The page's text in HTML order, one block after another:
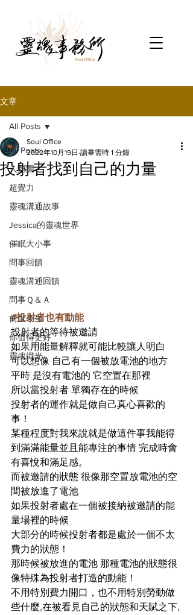
文章
All Posts
人類圖
超覺力
靈魂溝通故事
Jessica的靈魂世界
催眠大小事
問事回饋
靈魂溝通回饋
問事Ｑ＆Ａ
前世今生
你值得更好
靈魂織光
All Posts
投射者找到自己的力量
Soul Office
2022年10月19日 讀畢需時 1 分鐘
#投射者也有動能
投射者的等待被邀請
如果用能量解釋就可能比較讓人明白
可以想像 自己有一個被放電池的地方
平時 是沒有電池的 它空置在那裡
所以當投射者 單獨存在的時候
投射者的運作就是做自己真心喜歡的
事！
某種程度對我來說就是做這件事我能得
到滿滿能量並且能專注的事情 完成時會
有喜悅和滿足感。
而被邀請的狀態 很像那空置放電池的空
間被放進了電池
如果投射者處在一個被接納被邀請的能
量場裡的時候
大部分的時候投射者都是處於一個不太
費力的狀態！
那時候被放進的電池 那種電池的狀態很
像特殊為投射者打造的動能！
不用特別費力開口，也不用特別勞動做
些什麼,在被看見自己的狀態和天賦之下,